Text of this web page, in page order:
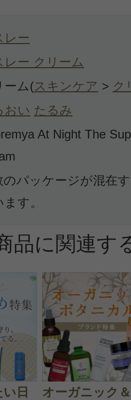
レー
レー クリーム
ーム(スキンケア > ク
おい たるみ
At Night The
のパッケージが混在
す。
品に関連す
日
オーガニック